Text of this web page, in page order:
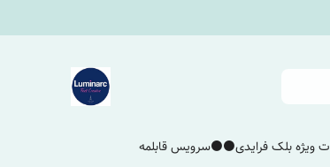
ویژه بلک فرایدی⚫️⚫️سرویس قابلمه